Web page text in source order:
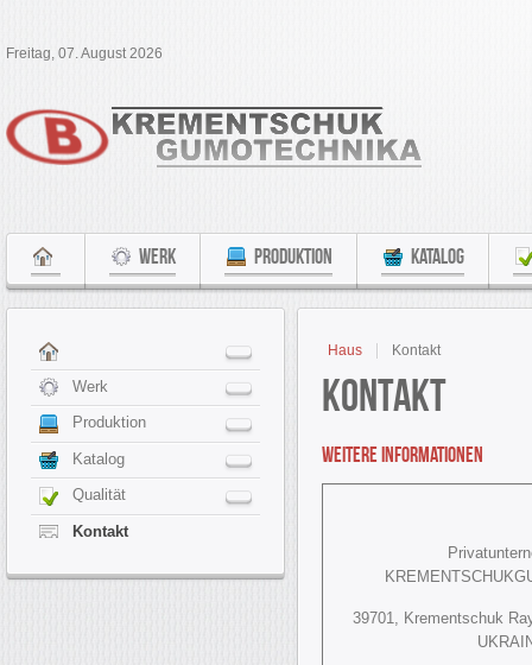
Freitag, 07. August 2026
WERK PRODUKTION KATALOG
Haus Kontakt
Kontakt
Weitere Informationen
39701, Krementschuk
Werk
Produktion
Katalog
Qualität
Kontakt